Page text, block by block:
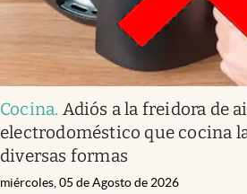
Cocina. Adiós a la freidora de
electrodoméstico que cocina
diversas formas
miércoles, 05 de Agosto de 2026